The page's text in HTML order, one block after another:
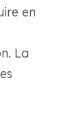
en
La